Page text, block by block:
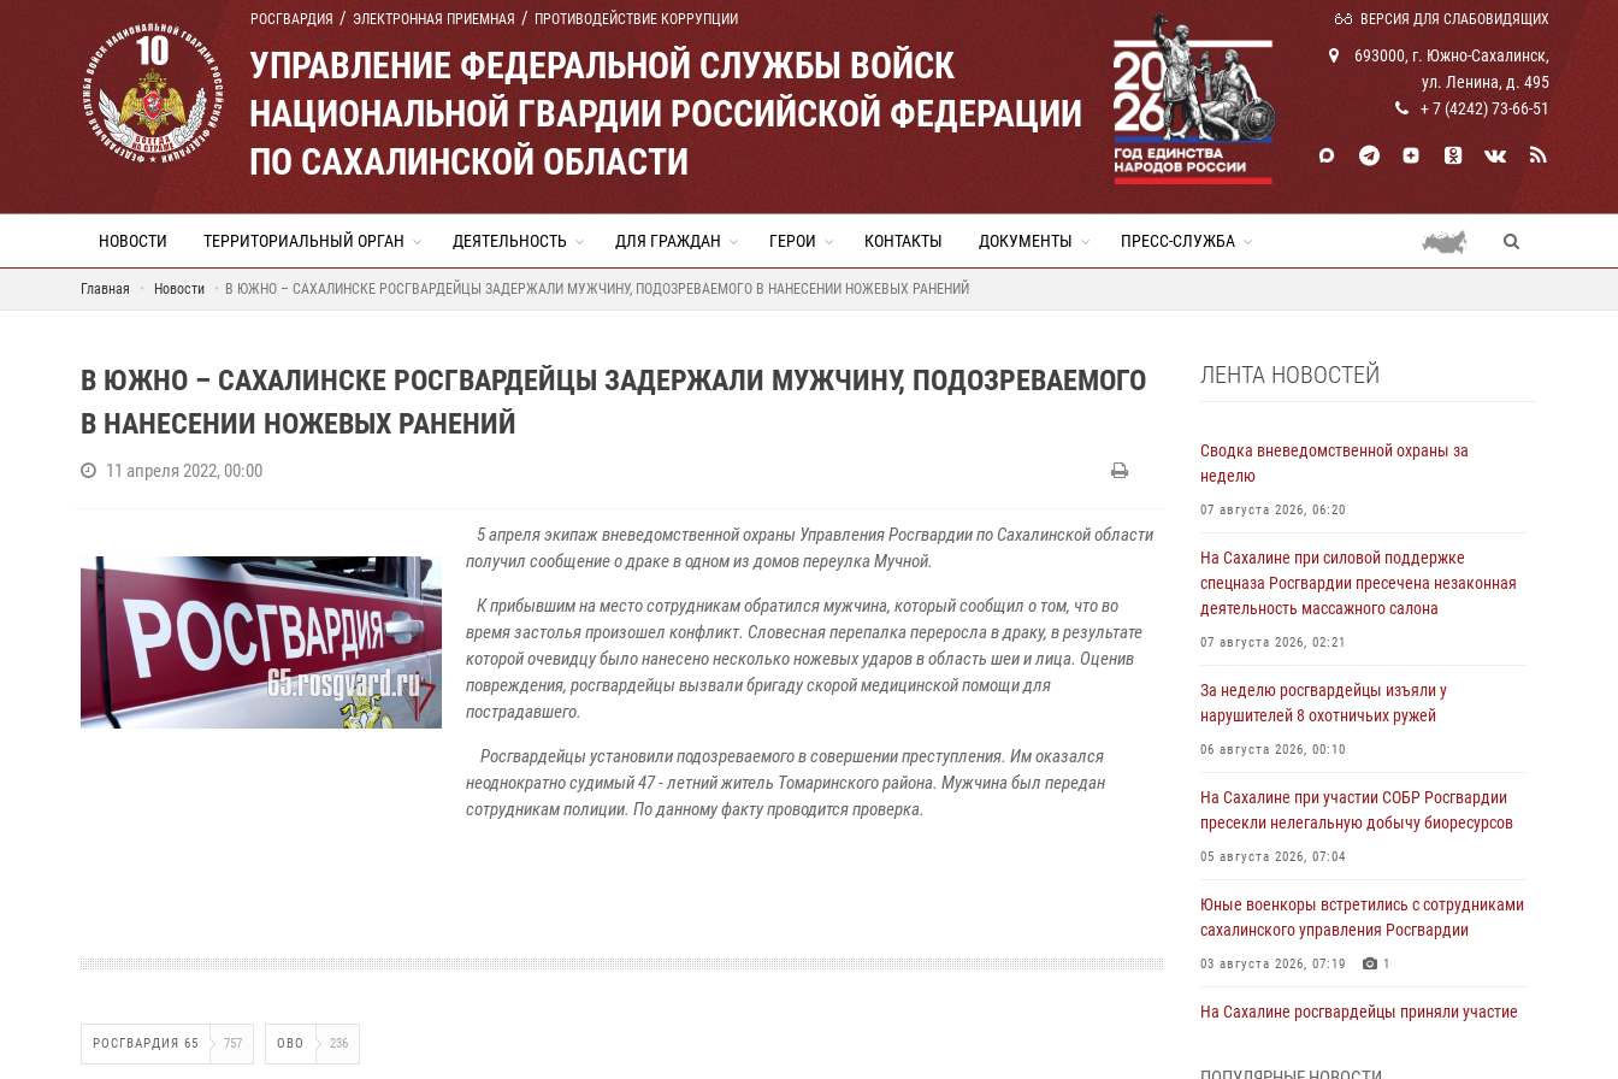
РОСГВАРДИЯ ЭЛЕКТРОННАЯ ПРИЕМНАЯ ПРОТИВОДЕЙСТВИЕ КОРРУПЦИИ ВЕРСИЯ ДЛЯ СЛАБОВИДЯЩИХ
УПРАВЛЕНИЕ ФЕДЕРАЛЬНОЙ СЛУЖБЫ ВОЙСК
НАЦИОНАЛЬНОЙ ГВАРДИИ РОССИЙСКОЙ ФЕДЕРАЦИИ
ПО САХАЛИНСКОЙ ОБЛАСТИ
693000, г. Южно-Сахалинск,
ул. Ленина, д. 495
+ 7 (4242) 73-66-51
НОВОСТИ ТЕРРИТОРИАЛЬНЫЙ ОРГАН ДЕЯТЕЛЬНОСТЬ ДЛЯ ГРАЖДАН ГЕРОИ КОНТАКТЫ ДОКУМЕНТЫ ПРЕСС-СЛУЖБА
Главная Новости В ЮЖНО – САХАЛИНСКЕ РОСГВАРДЕЙЦЫ ЗАДЕРЖАЛИ МУЖЧИНУ, ПОДОЗРЕВАЕМОГО В НАНЕСЕНИИ НОЖЕВЫХ РАНЕНИЙ
В ЮЖНО – САХАЛИНСКЕ РОСГВАРДЕЙЦЫ ЗАДЕРЖАЛИ МУЖЧИНУ, ПОДОЗРЕВАЕМОГО
В НАНЕСЕНИИ НОЖЕВЫХ РАНЕНИЙ
11 апреля 2022, 00:00
5 апреля экипаж вневедомственной охраны Управления Росгвардии по Сахалинской области
получил сообщение о драке в одном из домов переулка Мучной.
К прибывшим на место сотрудникам обратился мужчина, который сообщил о том, что во
время застолья произошел конфликт. Словесная перепалка переросла в драку, в результате
которой очевидцу было нанесено несколько ножевых ударов в область шеи и лица. Оценив
повреждения, росгвардейцы вызвали бригаду скорой медицинской помощи для
пострадавшего.
Росгвардейцы установили подозреваемого в совершении преступления. Им оказался
неоднократно судимый 47 - летний житель Томаринского района. Мужчина был передан
сотрудникам полиции. По данному факту проводится проверка.
РОСГВАРДИЯ 65 757 ОВО 236
ЛЕНТА НОВОСТЕЙ
Сводка вневедомственной охраны за
неделю
07 августа 2026, 06:20
На Сахалине при силовой поддержке
спецназа Росгвардии пресечена незаконная
деятельность массажного салона
07 августа 2026, 02:21
За неделю росгвардейцы изъяли у
нарушителей 8 охотничьих ружей
06 августа 2026, 00:10
На Сахалине при участии СОБР Росгвардии
пресекли нелегальную добычу биоресурсов
05 августа 2026, 07:04
Юные военкоры встретились с сотрудниками
сахалинского управления Росгвардии
03 августа 2026, 07:19 1
На Сахалине росгвардейцы приняли участие